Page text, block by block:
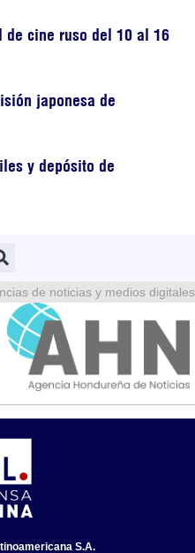
de cine ruso del 10 al 16
japonesa de
y depósito de
de noticias y medios digitales
S.A.